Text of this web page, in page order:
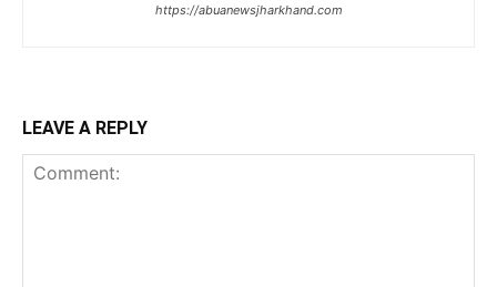
https://abuanewsjharkhand.com
LEAVE A REPLY